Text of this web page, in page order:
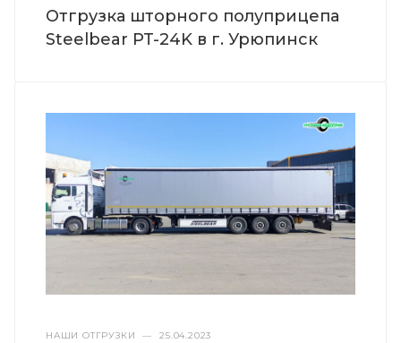
Отгрузка шторного полуприцепа
Steelbear PT-24K в г. Урюпинск
НАШИ ОТГРУЗКИ — 25.04.2023